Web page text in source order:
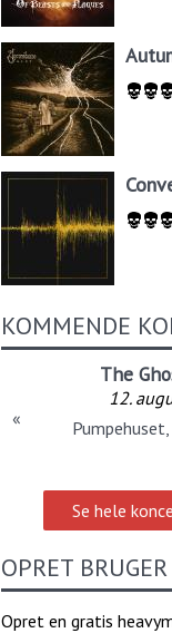
KOMMENDE
The
12.
«
Se hele
OPRET BRUGER
Opret en gratis